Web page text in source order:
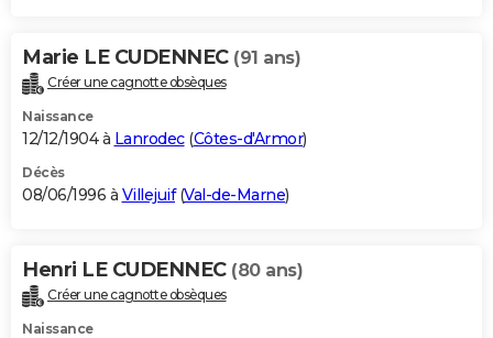
Marie LE CUDENNEC (91 ans)
Créer une cagnotte obsèques
Naissance
12/12/1904 à Lanrodec(Côtes-d'Armor)
Décès
08/06/1996 à Villejuif(Val-de-Marne)
Henri LE CUDENNEC (80 ans)
Créer une cagnotte obsèques
Naissance